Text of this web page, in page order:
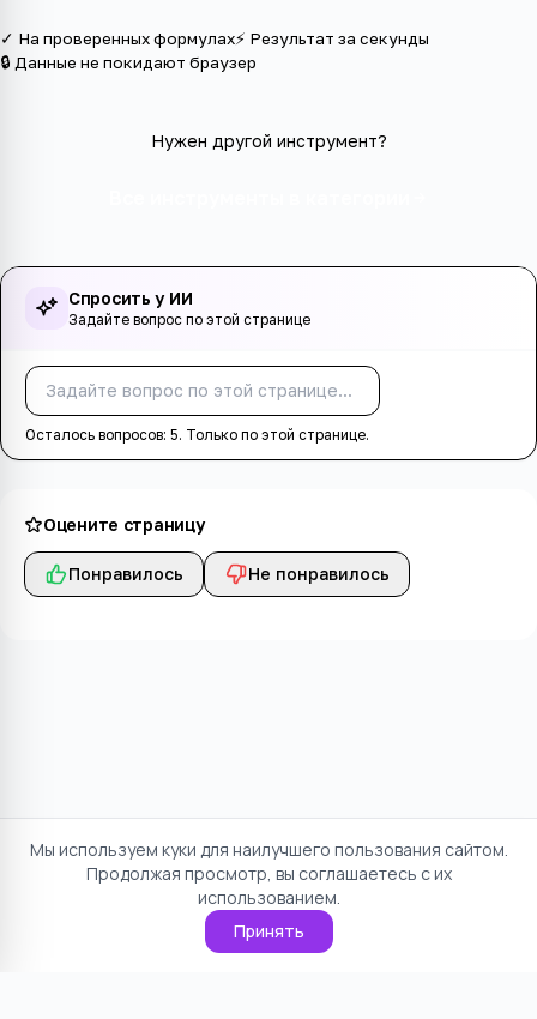
✓ На проверенных формулах⚡ Результат за секунды
🔒 Данные не покидают браузер
Нужен другой инструмент?
Спросить у ИИ
Задайте вопрос по этой странице
Осталось вопросов: 5. Только по этой странице.
Оцените страницу
Понравилось Не понравилось
Мы используем куки для наилучшего пользования сайтом.
Продолжая просмотр, вы соглашаетесь с их
использованием.
Принять